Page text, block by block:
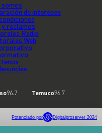
somos
de intereses
y reclamos
Radio
Web
96.7 Temuco96.7
Potenciado por Digitalproserver 2024